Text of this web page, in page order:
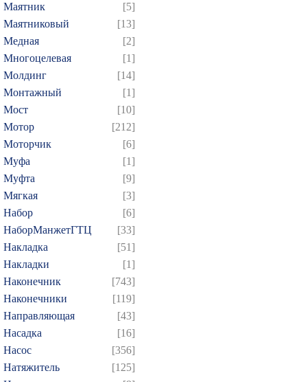
Маятник
[5]
Маятниковый
[13]
Медная
[2]
Многоцелевая
[1]
Молдинг
[14]
Монтажный
[1]
Мост
[10]
Мотор
[212]
Моторчик
[6]
Муфа
[1]
Муфта
[9]
Мягкая
[3]
Набор
[6]
НаборМанжетГТЦ
[33]
Накладка
[51]
Накладки
[1]
Наконечник
[743]
Наконечники
[119]
Направляющая
[43]
Насадка
[16]
Насос
[356]
Натяжитель
[125]